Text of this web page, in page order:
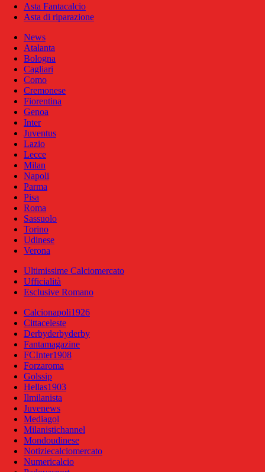
Asta Fantacalcio
Asta di riparazione
News
Atalanta
Bologna
Cagliari
Como
Cremonese
Fiorentina
Genoa
Inter
Juventus
Lazio
Lecce
Milan
Napoli
Parma
Pisa
Roma
Sassuolo
Torino
Udinese
Verona
Ultimissime Calciomercato
Ufficialità
Esclusive Romano
Calcionapoli1926
Cittaceleste
Derbyderbyderby
Fantamagazine
FCInter1908
Forzaroma
Golssip
Hellas1903
Ilmilanista
Juvenews
Mediagol
Milanistichannel
Mondoudinese
Notiziecalciomercato
Numericalcio